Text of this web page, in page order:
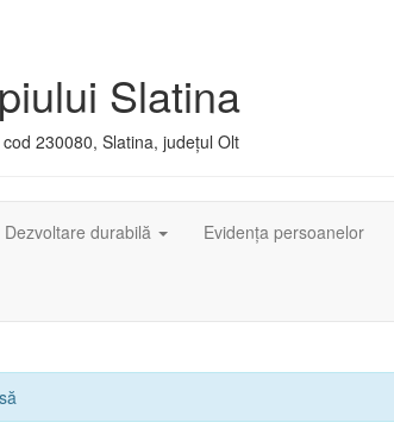
Slatina
230080, Slatina, județul Olt
Dezvoltare durabilă Evidența persoanelor